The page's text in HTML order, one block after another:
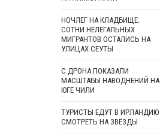
НОЧЛЕГ НА КЛАДБИЩЕ:
СОТНИ НЕЛЕГАЛЬНЫХ
МИГРАНТОВ ОСТАЛИСЬ НА
УЛИЦАХ СЕУТЫ
С ДРОНА ПОКАЗАЛИ
МАСШТАБЫ НАВОДНЕНИЙ НА
ЮГЕ ЧИЛИ
ТУРИСТЫ ЕДУТ В ИРЛАНДИЮ
СМОТРЕТЬ НА ЗВЁЗДЫ